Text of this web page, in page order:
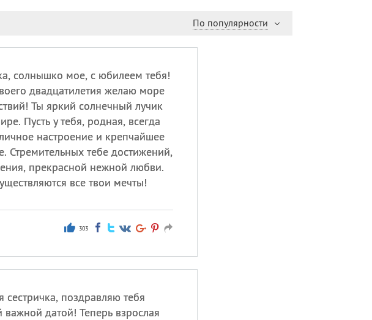
По популярности
солнышко мое, с юбилеем тебя!
двадцатилетия желаю море
Ты яркий солнечный лучик
Пусть у тебя, родная, всегда
настроение и крепчайшее
Стремительных тебе достижений,
прекрасной нежной любви.
все твои мечты!
303
поздравляю тебя
важной датой! Теперь взрослая